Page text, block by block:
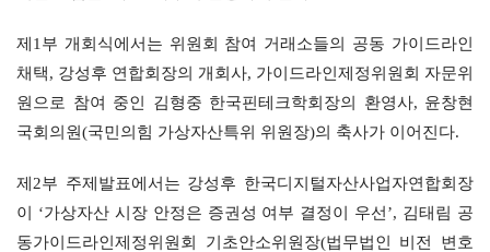
제1부 개회식에서는 위원회 참여 거래소들의 공동 가이드라인
채택, 강성후 연합회장의 개회사, 가이드라인제정위원회 자문위
원으로 참여 중인 김형중 한국핀테크학회장의 환영사, 윤창현
국회의원(국민의힘 가상자산특위 위원장)의 축사가 이어진다.
제2부 주제발표에서는 강성후 한국디지털자산사업자연합회장
이 ‘가상자산 시장 안정은 증권성 여부 결정이 우선’, 김태림 공
동가이드라인제정위원회 기초안소위원장(법무법인 비전 변호